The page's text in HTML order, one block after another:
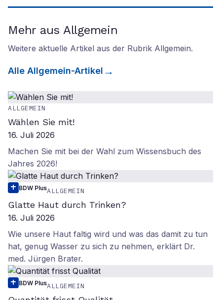
Mehr aus Allgemein
Weitere aktuelle Artikel aus der Rubrik Allgemein.
Alle Allgemein-Artikel
ALLGEMEIN
Wählen Sie mit!
16. Juli 2026
Machen Sie mit bei der Wahl zum Wissensbuch des
Jahres 2026!
BDW PlusALLGEMEIN
Glatte Haut durch Trinken?
16. Juli 2026
Wie unsere Haut faltig wird und was das damit zu tun
hat, genug Wasser zu sich zu nehmen, erklärt Dr.
med. Jürgen Brater.
BDW PlusALLGEMEIN